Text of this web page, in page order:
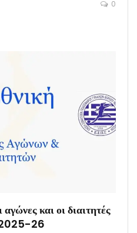
0
και οι διαιτητές
2025-26